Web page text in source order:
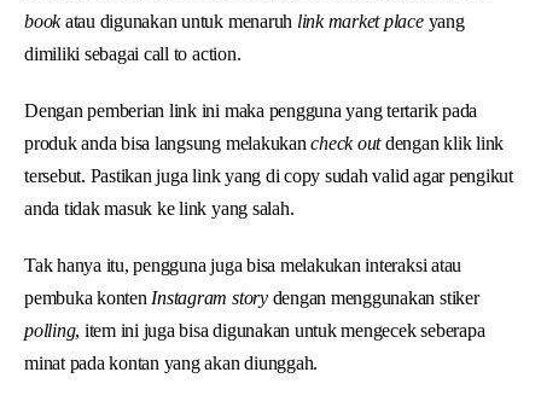
bookatau digunakan untuk menaruh link market placeyang
dimiliki sebagai call to action.
Dengan pemberian link ini maka pengguna yang tertarik pada
produk anda bisa langsung melakukancheck outdengan klik link
tersebut. Pastikan juga link yang di copy sudah valid agar pengikut
anda tidak masuk ke link yang salah.
Tak hanya itu, pengguna juga bisa melakukan interaksi atau
pembuka konten Instagram storydengan menggunakan stiker
polling, item ini juga bisa digunakan untuk mengecek seberapa
minat pada kontan yang akan diunggah.